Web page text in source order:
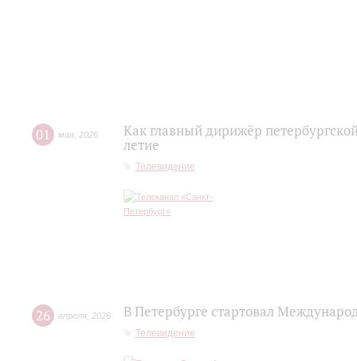
01 мая 2026
Как главный дирижёр
летие
Телевидение
26 апреля 2026 В Петербурге стартовал
Телевидение